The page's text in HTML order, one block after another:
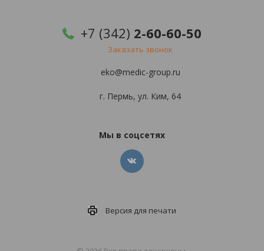
+7 (342) 2-60-60-50
Заказать звонок
eko@medic-group.ru
г. Пермь, ул. Ким, 64
Мы в соцсетях
Версия для печати